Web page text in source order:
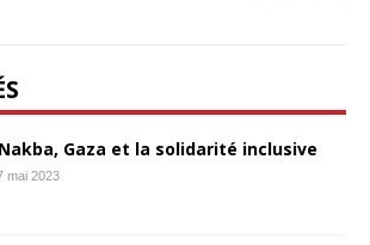
Gaza et la solidarité inclusive
mai 2023